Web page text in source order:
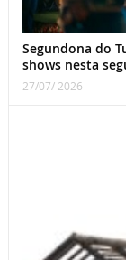
Segundona do
shows nesta
27/07/ 2026